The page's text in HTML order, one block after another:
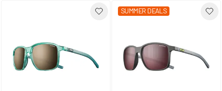
SUMMER DEALS